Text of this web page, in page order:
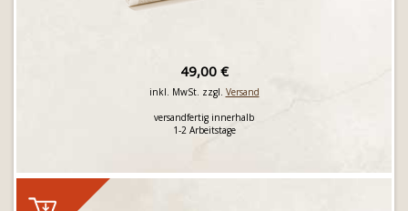
49,00 €
inkl. MwSt. zzgl. Versand
versandfertig innerhalb
1-2 Arbeitstage